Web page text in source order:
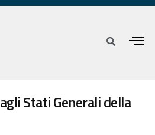
Stati Generali della